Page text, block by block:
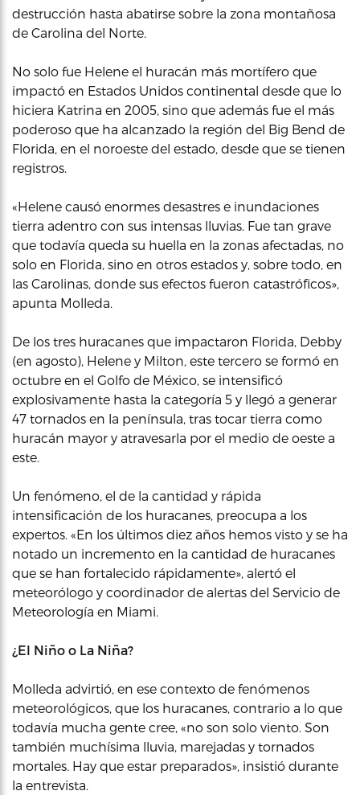
destrucción hasta abatirse sobre la zona montañosa
de Carolina del Norte.
No solo fue Helene el huracán más mortífero que
impactó en Estados Unidos continental desde que lo
hiciera Katrina en 2005, sino que además fue el más
poderoso que ha alcanzado la región del Big Bend de
Florida, en el noroeste del estado, desde que se tienen
registros.
«Helene causó enormes desastres e inundaciones
tierra adentro con sus intensas lluvias. Fue tan grave
que todavía queda su huella en la zonas afectadas, no
solo en Florida, sino en otros estados y, sobre todo, en
las Carolinas, donde sus efectos fueron catastróficos»,
apunta Molleda.
De los tres huracanes que impactaron Florida, Debby
(en agosto), Helene y Milton, este tercero se formó en
octubre en el Golfo de México, se intensificó
explosivamente hasta la categoría 5 y llegó a generar
47 tornados en la península, tras tocar tierra como
huracán mayor y atravesarla por el medio de oeste a
este.
Un fenómeno, el de la cantidad y rápida
intensificación de los huracanes, preocupa a los
expertos. «En los últimos diez años hemos visto y se ha
notado un incremento en la cantidad de huracanes
que se han fortalecido rápidamente», alertó el
meteorólogo y coordinador de alertas del Servicio de
Meteorología en Miami.
¿El Niño o La Niña?
Molleda advirtió, en ese contexto de fenómenos
meteorológicos, que los huracanes, contrario a lo que
todavía mucha gente cree, «no son solo viento. Son
también muchísima lluvia, marejadas y tornados
mortales. Hay que estar preparados», insistió durante
la entrevista.